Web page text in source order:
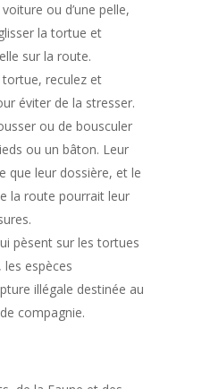
ou d’une pelle,
la tortue et
sur la route.
reculez et
éviter de la stresser.
ou de bousculer
ou un bâton. Leur
que leur dossière, et le
la route pourrait leur
pèsent sur les tortues
les espèces
illégale destinée au
compagnie.